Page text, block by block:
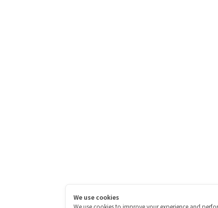
We use cookies
We use cookies to improve your experience and